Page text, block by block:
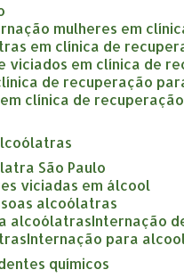
mulheres em
em clínica de
viciados em clínica de
de recuperação
clínica de
São Paulo
viciadas em álcool
alcoólatras
alcoólatras internação
internação para
químicos